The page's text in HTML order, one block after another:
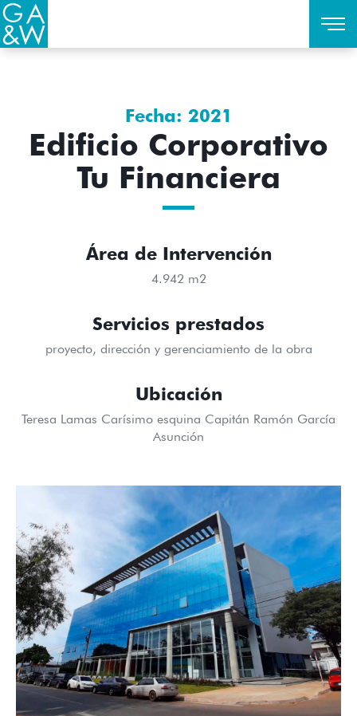
Fecha: 2021
Edificio Corporativo
Tu Financiera
Área de Intervención
4.942 m2
Servicios prestados
proyecto, dirección y gerenciamiento de la obra
Ubicación
Teresa Lamas Carísimo esquina Capitán Ramón García
Asunción